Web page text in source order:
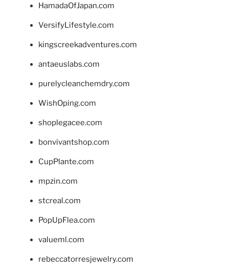
HamadaOfJapan.com
VersifyLifestyle.com
kingscreekadventures.com
antaeuslabs.com
purelycleanchemdry.com
WishOping.com
shoplegacee.com
bonvivantshop.com
CupPlante.com
mpzin.com
stcreal.com
PopUpFlea.com
valueml.com
rebeccatorresjewelry.com